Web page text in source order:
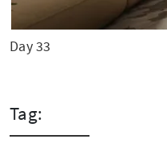
Day 33
Tag: